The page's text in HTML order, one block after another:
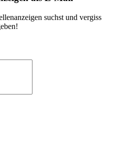
suchst und vergiss